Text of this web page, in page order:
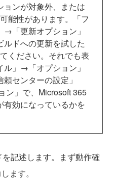
ンが対象外、または
能性があります。「フ
「更新オプション」
ドへの更新を試した
ください。それでも表
」→「オプション」
センターの設定」
ン」で、Microsoft 365
効になっているかを
記述します。まず動作確
ます。